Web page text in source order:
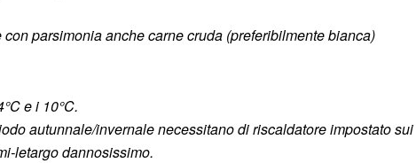
parsimonia anche carne cruda (preferibilmente bianca)
e i 10°C.
autunnale/invernale necessitano di riscaldatore impostato sui
letargo dannosissimo.